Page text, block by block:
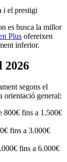
i el prestigi
es busca la millor
Plus ofereixen
inferior.
2026
segons el
orientació general:
800€ fins a 1.500€
fins a 3.000€
fins a 6.000€